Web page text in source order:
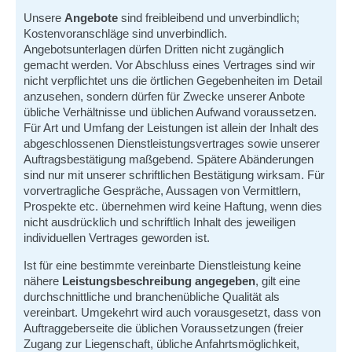
Unsere Angebote sind freibleibend und unverbindlich;
Kostenvoranschläge sind unverbindlich.
Angebotsunterlagen dürfen Dritten nicht zugänglich
gemacht werden. Vor Abschluss eines Vertrages sind wir
nicht verpflichtet uns die örtlichen Gegebenheiten im Detail
anzusehen, sondern dürfen für Zwecke unserer Anbote
übliche Verhältnisse und üblichen Aufwand voraussetzen.
Für Art und Umfang der Leistungen ist allein der Inhalt des
abgeschlossenen Dienstleistungsvertrages sowie unserer
Auftragsbestätigung maßgebend. Spätere Abänderungen
sind nur mit unserer schriftlichen Bestätigung wirksam. Für
vorvertragliche Gespräche, Aussagen von Vermittlern,
Prospekte etc. übernehmen wird keine Haftung, wenn dies
nicht ausdrücklich und schriftlich Inhalt des jeweiligen
individuellen Vertrages geworden ist.
Ist für eine bestimmte vereinbarte Dienstleistung keine
nähere Leistungsbeschreibung angegeben, gilt eine
durchschnittliche und branchenübliche Qualität als
vereinbart. Umgekehrt wird auch vorausgesetzt, dass von
Auftraggeberseite die üblichen Voraussetzungen (freier
Zugang zur Liegenschaft, übliche Anfahrtsmöglichkeit,